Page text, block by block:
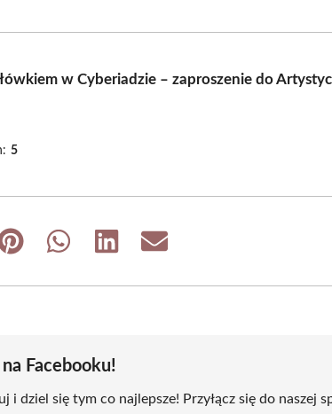
w Cyberiadzie – zaproszenie do
5
Share
Share
Share
Share
na Facebooku!
i dziel się tym co najlepsze! Przyłącz się do naszej